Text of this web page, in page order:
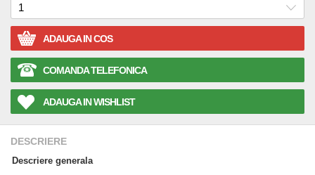
ADAUGA IN COS
COMANDA TELEFONICA
ADAUGA IN WISHLIST
DESCRIERE
Descriere generala